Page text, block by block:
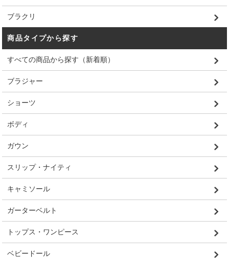
ブラクリ
商品タイプから探す
すべての商品から探す（新着順）
ブラジャー
ショーツ
ボディ
ガウン
スリップ・ナイティ
キャミソール
ガーターベルト
トップス・ワンピース
ベビードール